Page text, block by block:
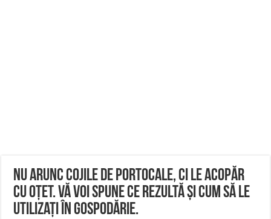
Nu arunc cojile de portocale, ci le acopăr
cu oțet. Vă voi spune ce rezultă și cum să le
utilizați în gospodărie.